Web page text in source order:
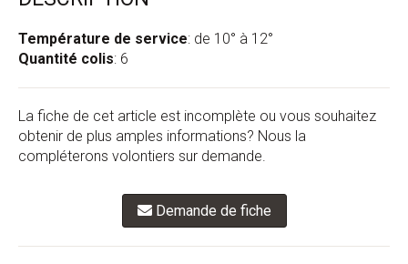
Température de service: de 10° à 12°
Quantité colis: 6
La fiche de cet article est incomplète ou vous souhaitez
obtenir de plus amples informations? Nous la
compléterons volontiers sur demande.
Demande de fiche